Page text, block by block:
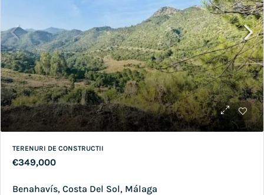
TERENURI DE CONSTRUCTII
€349,000
Benahavís, Costa Del Sol, Málaga